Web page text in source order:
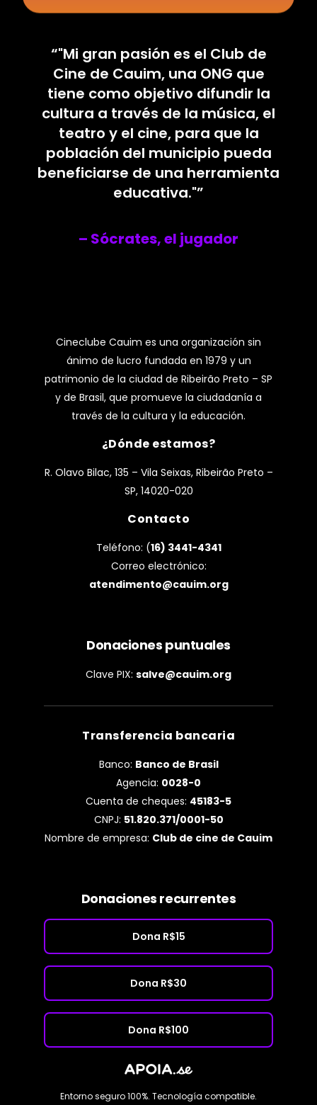
“"Mi gran pasión es el Club de
Cine de Cauim, una ONG que
tiene como objetivo difundir la
cultura a través de la música, el
teatro y el cine, para que la
población del municipio pueda
beneficiarse de una herramienta
educativa."”
– Sócrates, el jugador
Cineclube Cauim es una organización sin
ánimo de lucro fundada en 1979 y un
patrimonio de la ciudad de Ribeirão Preto – SP
y de Brasil, que promueve la ciudadanía a
través de la cultura y la educación.
¿Dónde estamos?
R. Olavo Bilac, 135 – Vila Seixas, Ribeirão Preto –
SP, 14020-020
Contacto
Teléfono: (16) 3441-4341
Correo electrónico:
atendimento@cauim.org
Donaciones puntuales
Clave PIX: salve@cauim.org
Transferencia bancaria
Banco: Banco de Brasil
Agencia: 0028-0
Cuenta de cheques: 45183-5
CNPJ: 51.820.371/0001-50
Nombre de empresa: Club de cine de Cauim
Donaciones recurrentes
Dona R$15
Dona R$30
Dona R$100
Entorno seguro 100%. Tecnología compatible.